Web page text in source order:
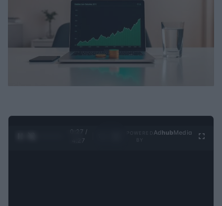
0:27 /
4:27
Ad hubMedia